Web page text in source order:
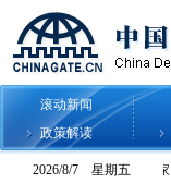
滚动新闻
政策解读